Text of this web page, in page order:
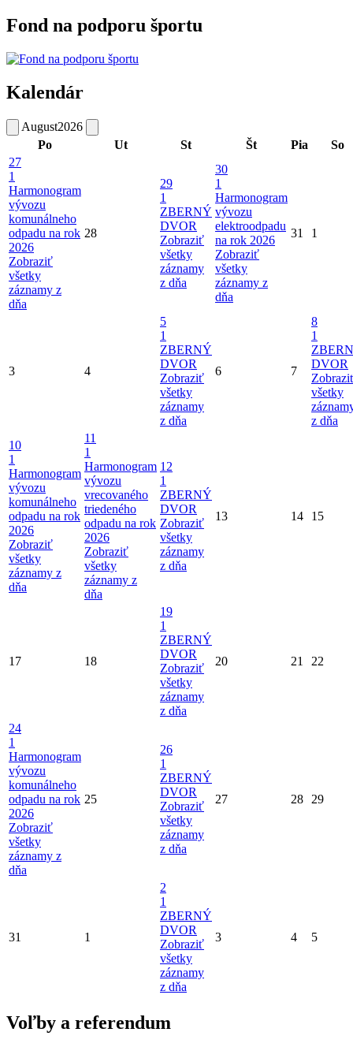
Fond na podporu športu
Kalendár
August2026
Po
Ut St Št Pia
So
27
1
Harmonogram
vývozu
komunálneho
odpadu na rok
2026
Zobraziť
všetky
záznamy z
dňa
28
29
1
ZBERNÝ
DVOR
Zobraziť
všetky
záznamy
z dňa
30
1
Harmonogram
vývozu
elektroodpadu
na rok 2026
Zobraziť
všetky
záznamy z
dňa
31 1
3 4
5
1
ZBERNÝ
DVOR
Zobraziť
všetky
záznamy
z dňa
6 7
8
1
DVOR
všetky
z dňa
10
1
Harmonogram
vývozu
komunálneho
odpadu na rok
2026
Zobraziť
všetky
záznamy z
dňa
11
1
Harmonogram
vývozu
vrecovaného
triedeného
odpadu na rok
2026
Zobraziť
všetky
záznamy z
dňa
12
1
ZBERNÝ
DVOR
Zobraziť
všetky
záznamy
z dňa
13 14 15
17 18
19
1
ZBERNÝ
DVOR
Zobraziť
všetky
záznamy
z dňa
20 21 22
24
1
Harmonogram
vývozu
komunálneho
odpadu na rok
2026
Zobraziť
všetky
záznamy z
dňa
25
26
1
ZBERNÝ
DVOR
Zobraziť
všetky
záznamy
z dňa
27 28 29
31 1
2
1
ZBERNÝ
DVOR
Zobraziť
všetky
záznamy
z dňa
3 4 5
Voľby a referendum